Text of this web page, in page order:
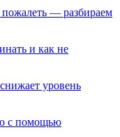
— разбираем
и как не
уровень
с помощью